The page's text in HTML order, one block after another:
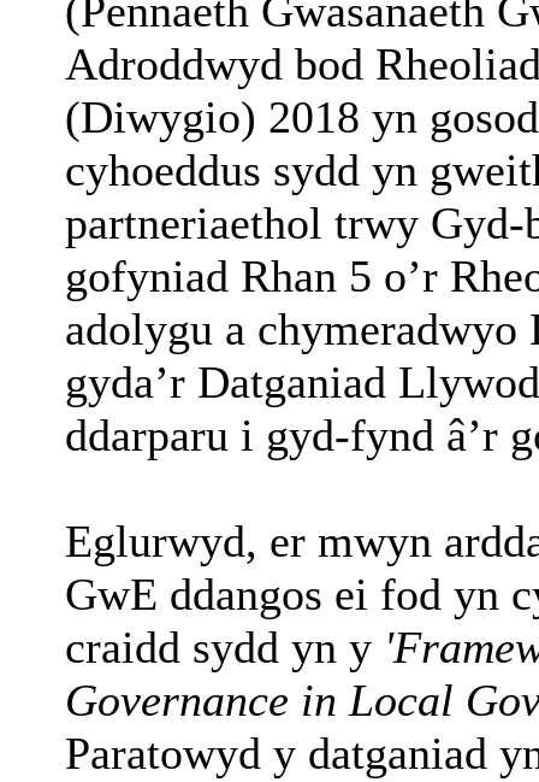
(Pennaeth Gwasanaeth
Adroddwyd bod
(Diwygio) 2018 yn
cyhoeddus sydd yn
partneriaethol trwy
gofyniad Rhan 5 o’r
adolygu a chymeradwyo
gyda’r Datganiad
ddarparu i gyd-fynd â’r
Eglurwyd, er mwyn
GwE ddangos ei fod yn
craidd sydd yn y
Governance in Local
Paratowyd y datganiad